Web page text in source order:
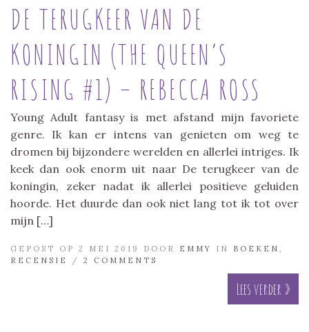
DE TERUGKEER VAN DE
KONINGIN (THE QUEEN’S
RISING #1) – REBECCA ROSS
Young Adult fantasy is met afstand mijn favoriete
genre. Ik kan er intens van genieten om weg te
dromen bij bijzondere werelden en allerlei intriges. Ik
keek dan ook enorm uit naar De terugkeer van de
koningin, zeker nadat ik allerlei positieve geluiden
hoorde. Het duurde dan ook niet lang tot ik tot over
mijn […]
GEPOST OP 2 MEI 2019 DOOR EMMY IN BOEKEN
RECENSIE
/ 2 COMMENTS
Lees verder »